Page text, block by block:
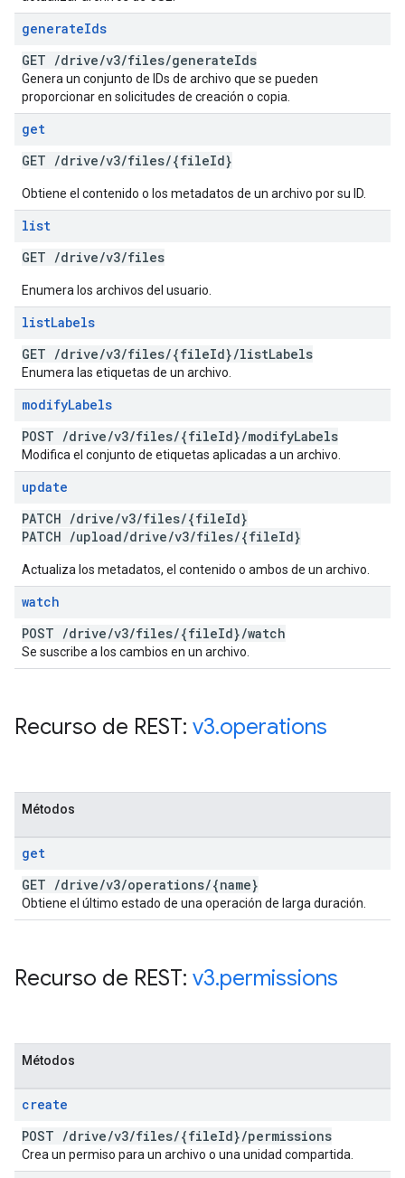
generateIds
GET /drive/v3/files/generateIds
Genera un conjunto de IDs de archivo que se pueden
proporcionar en solicitudes de creación o copia.
get
GET /drive/v3/files/{fileId}
Obtiene el contenido o los metadatos de un archivo por su ID.
list
GET /drive/v3/files
Enumera los archivos del usuario.
listLabels
GET /drive/v3/files/{fileId}/listLabels
Enumera las etiquetas de un archivo.
modifyLabels
POST /drive/v3/files/{fileId}/modifyLabels
Modifica el conjunto de etiquetas aplicadas a un archivo.
update
PATCH /drive/v3/files/{fileId}
PATCH /upload/drive/v3/files/{fileId}
Actualiza los metadatos, el contenido o ambos de un archivo.
watch
POST /drive/v3/files/{fileId}/watch
Se suscribe a los cambios en un archivo.
Recurso de REST: v3.operations
Métodos
get
GET /drive/v3/operations/{name}
Obtiene el último estado de una operación de larga duración.
Recurso de REST: v3.permissions
Métodos
create
POST /drive/v3/files/{fileId}/permissions
Crea un permiso para un archivo o una unidad compartida.